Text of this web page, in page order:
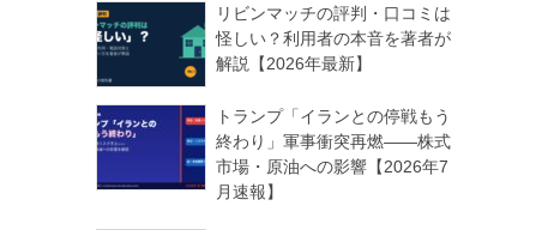
リビンマッチの評判・口コミは
怪しい？利用者の本音を著者が
解説【2026年最新】
トランプ「イランとの停戦もう
終わり」軍事衝突再燃——株式
市場・原油への影響【2026年7
月速報】